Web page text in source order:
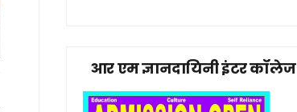
आर एम ज्ञानदायिनी इंटर कॉलेज